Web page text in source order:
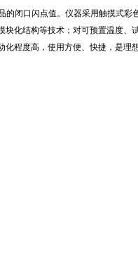
的闭口闪点值。仪器采用触摸式彩
块化结构等技术；对可预置温度、
化程度高，使用方便、快捷，是理